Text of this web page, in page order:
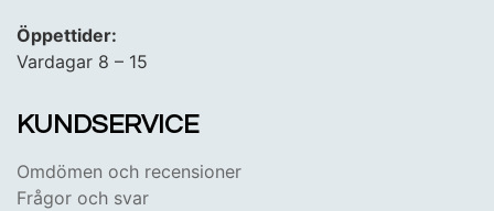
Öppettider:
Vardagar 8 – 15
KUNDSERVICE
Omdömen och recensioner
Frågor och svar